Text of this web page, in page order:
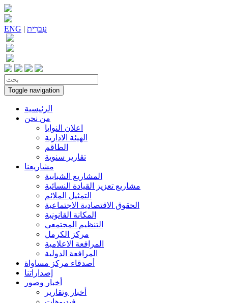
ENG | עִברִית
Toggle navigation
الرئيسية
من نحن
اعلان النوايا
الهيئة الادارية
الطاقم
تقارير سنوية
مشاريعنا
المشاريع الشبابية
مشاريع تعزيز القيادة النسائية
التمثيل الملائم
الحقوق الاقتصادية الاجتماعية
المكانة القانونية
التنظيم المجتمعي
مركز الكرمل
المرافعة الاعلامية
المرافعة الدولية
أصدقاء مركز مساواة
إصداراتنا
أخبار وصور
أخبار وتقارير